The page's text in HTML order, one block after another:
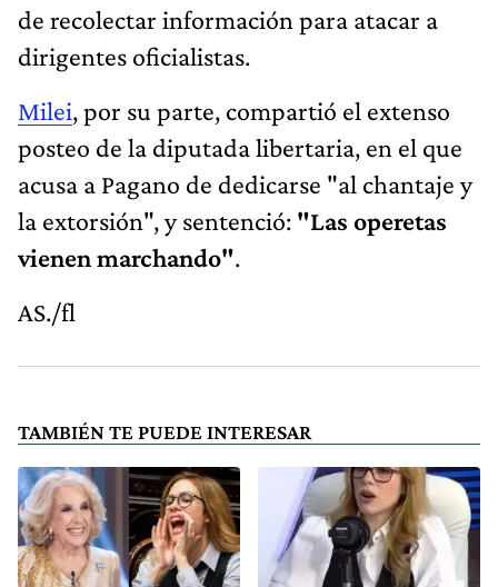
de recolectar información para atacar a
dirigentes oficialistas.
Milei, por su parte, compartió el extenso
posteo de la diputada libertaria, en el que
acusa a Pagano de dedicarse "al chantaje y
la extorsión", y sentenció: "Las operetas
vienen marchando".
AS./fl
TAMBIÉN TE PUEDE INTERESAR